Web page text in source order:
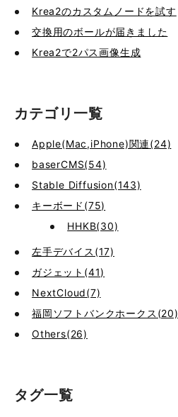
Krea2のカスタムノードを試す
交換用のボールが届きました
Krea2で2パス画像生成
カテゴリ一覧
Apple(Mac,iPhone)関連(24)
baserCMS(54)
Stable Diffusion(143)
キーボード(75)
HHKB(30)
左手デバイス(17)
ガジェット(41)
NextCloud(7)
福岡ソフトバンクホークス(20)
Others(26)
タグ一覧